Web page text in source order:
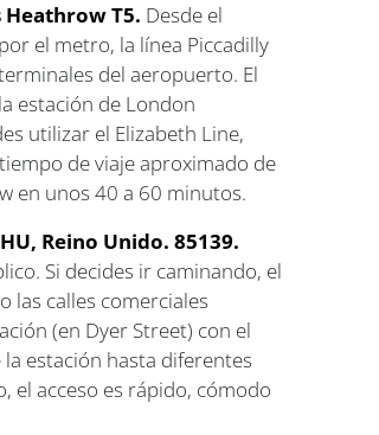
T5. Desde el
el metro, la línea Piccadilly
del aeropuerto. El
estación de London
utilizar el Elizabeth Line,
de viaje aproximado de
en unos 40 a 60 minutos.
Reino Unido. 85139.
Si decides ir caminando, el
las calles comerciales
(en Dyer Street) con el
estación hasta diferentes
el acceso es rápido, cómodo